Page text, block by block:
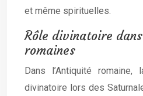
et même spirituelles.
Rôle divinatoire
romaines
Dans l’Antiquité
divinatoire lors des